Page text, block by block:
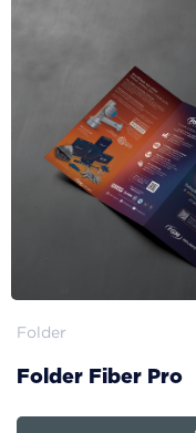
Folder
Folder Fiber Pro